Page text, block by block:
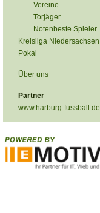
Vereine
Torjäger
Notenbeste Spieler
Kreisliga Niedersachsen
Pokal
Über uns
Partner
www.harburg-fussball.de